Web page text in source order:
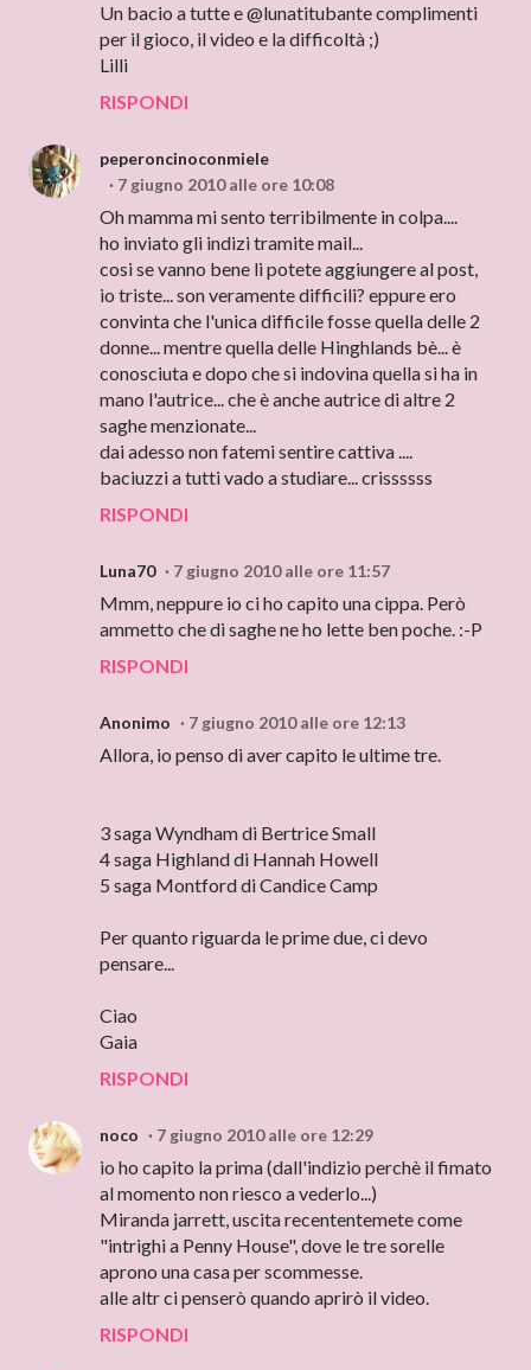
Un bacio a tutte e @lunatitubante complimenti
per il gioco, il video e la difficoltà ;)
Lilli
RISPONDI
peperoncinoconmiele
7 giugno 2010 alle ore 10:08
Oh mamma mi sento terribilmente in colpa....
ho inviato gli indizi tramite mail...
cosi se vanno bene li potete aggiungere al post,
io triste... son veramente difficili? eppure ero
convinta che l'unica difficile fosse quella delle 2
donne... mentre quella delle Hinghlands bè... è
conosciuta e dopo che si indovina quella si ha in
mano l'autrice... che è anche autrice di altre 2
saghe menzionate...
dai adesso non fatemi sentire cattiva ....
baciuzzi a tutti vado a studiare... crissssss
RISPONDI
Luna70 7 giugno 2010 alle ore 11:57
Mmm, neppure io ci ho capito una cippa. Però
ammetto che di saghe ne ho lette ben poche. :-P
RISPONDI
Anonimo 7 giugno 2010 alle ore 12:13
Allora, io penso di aver capito le ultime tre.
3 saga Wyndham di Bertrice Small
4 saga Highland di Hannah Howell
5 saga Montford di Candice Camp
Per quanto riguarda le prime due, ci devo
pensare...
Ciao
Gaia
RISPONDI
noco 7 giugno 2010 alle ore 12:29
io ho capito la prima (dall'indizio perchè il fimato
al momento non riesco a vederlo...)
Miranda jarrett, uscita recententemete come
"intrighi a Penny House", dove le tre sorelle
aprono una casa per scommesse.
alle altr ci penserò quando aprirò il video.
RISPONDI